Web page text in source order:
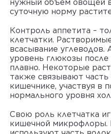
нужный объем овощей
суточную норму
Контроль аппетита –
клетчатки.
всасывание углеводов.
уровень глюкозы
плавно. Некоторые
также связывают
кишечнике, участвуя в
нормального уровня
Свою роль клетчатка
кишечной микрофлоры.